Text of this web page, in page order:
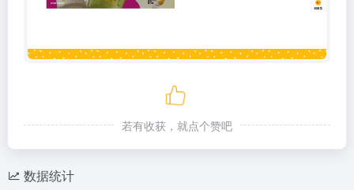
若有收获，就点个赞吧
数据统计